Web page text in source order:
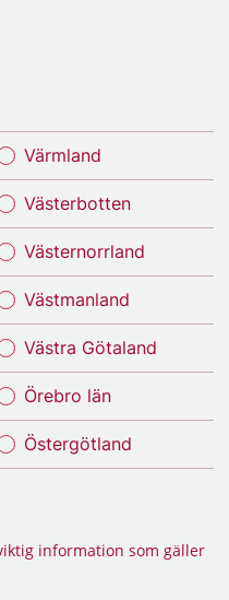
Värmland
Västerbotten
Västernorrland
Västmanland
Västra Götaland
Örebro län
Östergötland
information som gäller